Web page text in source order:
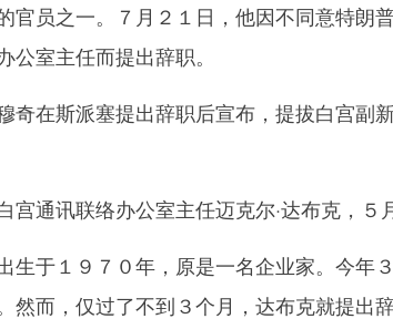
官员之一。７月２１日，他因不同意特朗
公室主任而提出辞职。
在斯派塞提出辞职后宣布，提拔白宫副
讯联络办公室主任迈克尔·达布克，５
于１９７０年，原是一名企业家。今年
然而，仅过了不到３个月，达布克就提出